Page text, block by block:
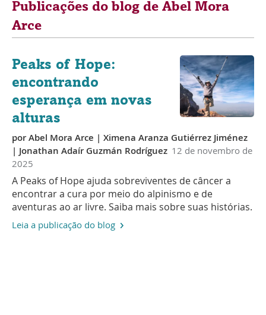
Publicações do blog de Abel Mora
Arce
Peaks of Hope:
encontrando
esperança em novas
alturas
porAbel Mora Arce | Ximena Aranza Gutiérrez Jiménez
| Jonathan Adaír Guzmán Rodríguez 12 de novembro de
2025
A Peaks of Hope ajuda sobreviventes de câncer a
encontrar a cura por meio do alpinismo e de
aventuras ao ar livre. Saiba mais sobre suas histórias.
Leia a publicação do blog